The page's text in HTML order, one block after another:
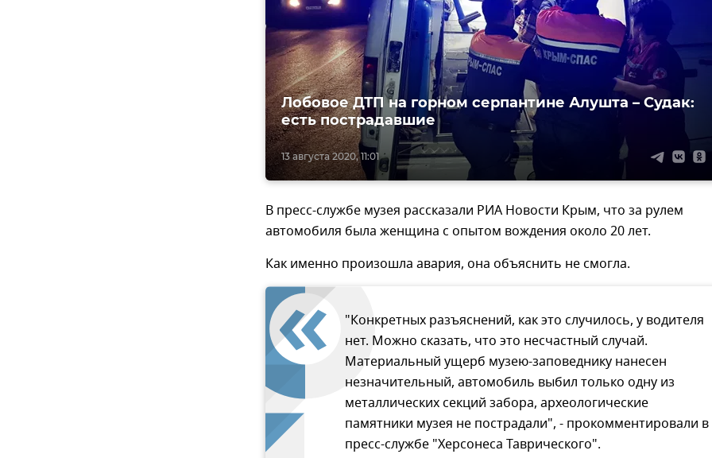
13 августа 2020, 11:01
Лобовое ДТП на горном серпантине Алушта – Судак:
есть пострадавшие
В пресс-службе музея рассказали РИА Новости Крым, что за рулем
автомобиля была женщина с опытом вождения около 20 лет.
Как именно произошла авария, она объяснить не смогла.
"Конкретных разъяснений, как это случилось, у водителя
нет. Можно сказать, что это несчастный случай.
Материальный ущерб музею-заповеднику нанесен
незначительный, автомобиль выбил только одну из
металлических секций забора, археологические
памятники музея не пострадали", - прокомментировали в
пресс-службе "Херсонеса Таврического".